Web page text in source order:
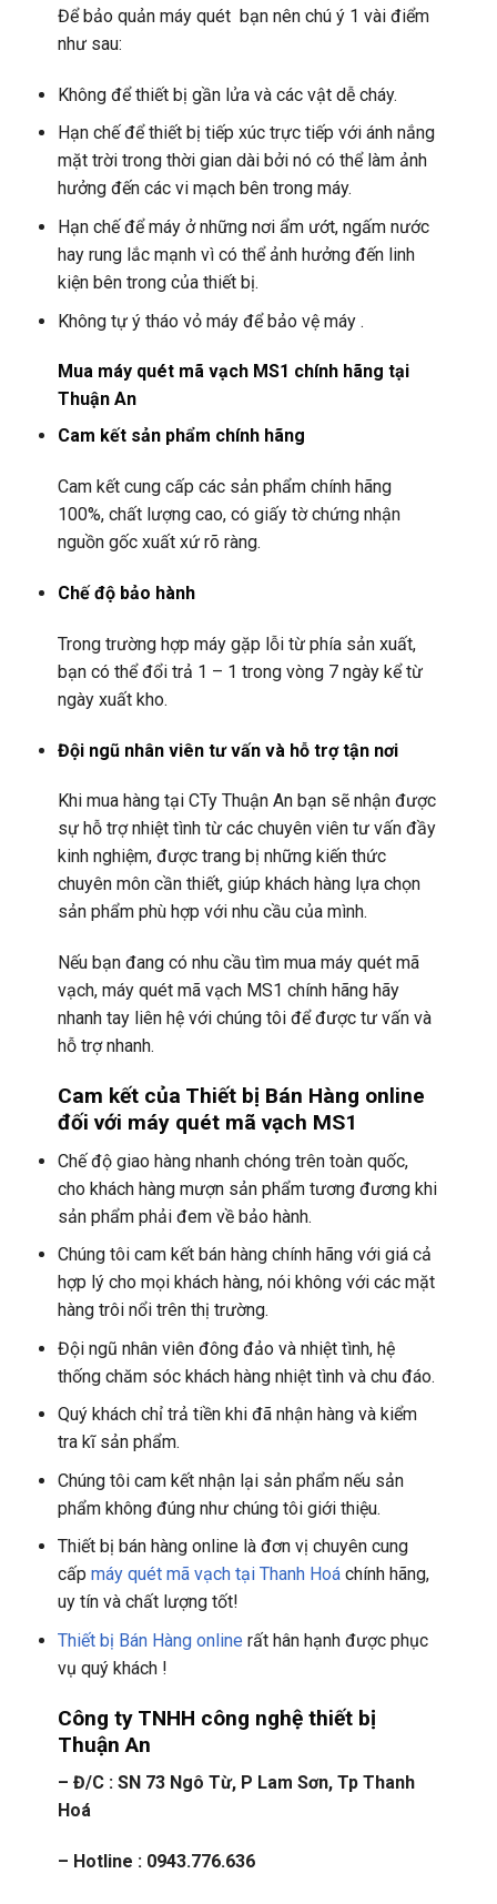
Để bảo quản máy quét bạn nên chú ý 1 vài điểm
như sau:
Không để thiết bị gần lửa và các vật dễ cháy.
Hạn chế để thiết bị tiếp xúc trực tiếp với ánh nắng
mặt trời trong thời gian dài bởi nó có thể làm ảnh
hưởng đến các vi mạch bên trong máy.
Hạn chế để máy ở những nơi ẩm ướt, ngấm nước
hay rung lắc mạnh vì có thể ảnh hưởng đến linh
kiện bên trong của thiết bị.
Không tự ý tháo vỏ máy để bảo vệ máy .
Mua máy quét mã vạch MS1 chính hãng tại
Thuận An
Cam kết sản phẩm chính hãng
Cam kết cung cấp các sản phẩm chính hãng
100%, chất lượng cao, có giấy tờ chứng nhận
nguồn gốc xuất xứ rõ ràng.
Chế độ bảo hành
Trong trường hợp máy gặp lỗi từ phía sản xuất,
bạn có thể đổi trả 1 – 1 trong vòng 7 ngày kể từ
ngày xuất kho.
Đội ngũ nhân viên tư vấn và hỗ trợ tận nơi
Khi mua hàng tại CTy Thuận An bạn sẽ nhận được
sự hỗ trợ nhiệt tình từ các chuyên viên tư vấn đầy
kinh nghiệm, được trang bị những kiến thức
chuyên môn cần thiết, giúp khách hàng lựa chọn
sản phẩm phù hợp với nhu cầu của mình.
Nếu bạn đang có nhu cầu tìm mua máy quét mã
vạch, máy quét mã vạch MS1 chính hãng hãy
nhanh tay liên hệ với chúng tôi để được tư vấn và
hỗ trợ nhanh.
Cam kết của Thiết bị Bán Hàng online
đối với máy quét mã vạch MS1
Chế độ giao hàng nhanh chóng trên toàn quốc,
cho khách hàng mượn sản phẩm tương đương khi
sản phẩm phải đem về bảo hành.
Chúng tôi cam kết bán hàng chính hãng với giá cả
hợp lý cho mọi khách hàng, nói không với các mặt
hàng trôi nổi trên thị trường.
Đội ngũ nhân viên đông đảo và nhiệt tình, hệ
thống chăm sóc khách hàng nhiệt tình và chu đáo.
Quý khách chỉ trả tiền khi đã nhận hàng và kiểm
tra kĩ sản phẩm.
Chúng tôi cam kết nhận lại sản phẩm nếu sản
phẩm không đúng như chúng tôi giới thiệu.
Thiết bị bán hàng online là đơn vị chuyên cung
cấp máy quét mã vạch tại Thanh Hoáchính hãng,
uy tín và chất lượng tốt!
Thiết bị Bán Hàng online rất hân hạnh được phục
vụ quý khách !
Công ty TNHH công nghệ thiết bị
Thuận An
– Đ/C : SN 73 Ngô Từ, P Lam Sơn, Tp Thanh
Hoá
– Hotline : 0943.776.636